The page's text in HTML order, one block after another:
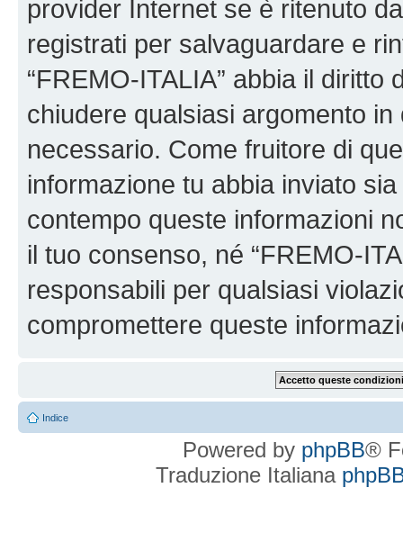
provider Internet se è ritenuto
registrati per salvaguardare e
“FREMO-ITALIA” abbia il
chiudere qualsiasi argomento
necessario. Come fruitore di
informazione tu abbia inviato
contempo queste informazioni
il tuo consenso, né “FREMO-
responsabili per qualsiasi
compromettere queste
Indice
Powered by phpBB®
Traduzione Italiana